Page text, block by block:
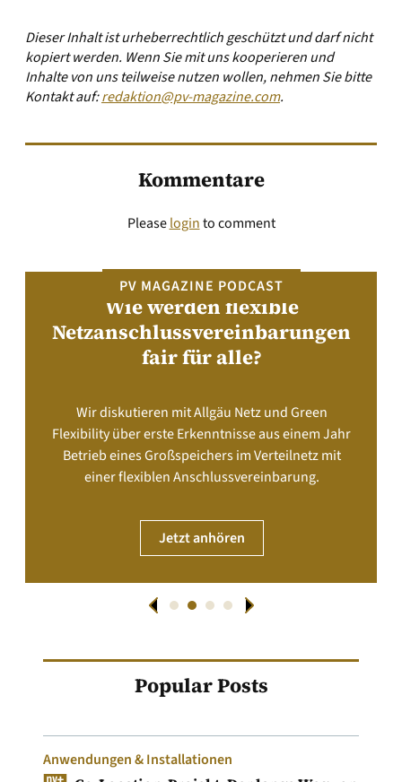
Dieser Inhalt ist urheberrechtlich geschützt und darf nicht
kopiert werden. Wenn Sie mit uns kooperieren und
Inhalte von uns teilweise nutzen wollen, nehmen Sie bitte
Kontakt auf:redaktion@pv-magazine.com.
Kommentare
Pleaseloginto comment
PV MAGAZINE PODCAST
Wie werden flexible
Netzanschlussvereinbarungen
fair für alle?
Wir diskutieren mit Allgäu Netz und Green
Flexibility über erste Erkenntnisse aus einem Jahr
Betrieb eines Großspeichers im Verteilnetz mit
einer flexiblen Anschlussvereinbarung.
Jetzt anhören
Popular Posts
Anwendungen & Installationen